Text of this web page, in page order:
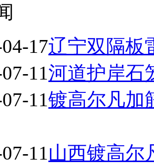
17辽宁双隔板
11河道护岸石
11镀高尔凡加
11山西镀高尔